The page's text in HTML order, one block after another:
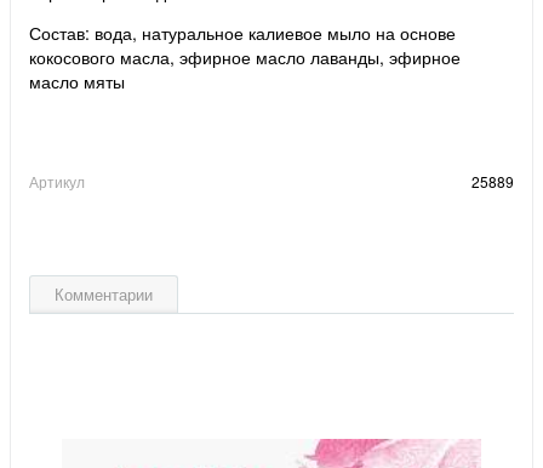
Состав: вода, натуральное калиевое мыло на основе
кокосового масла, эфирное масло лаванды, эфирное
масло мяты
Артикул 25889
Комментарии